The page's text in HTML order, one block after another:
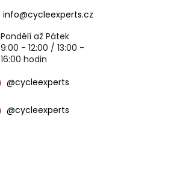
info@cycleexperts.cz
Pondělí až Pátek
9:00 - 12:00 / 13:00 -
16:00 hodin
@cycleexperts
@cycleexperts